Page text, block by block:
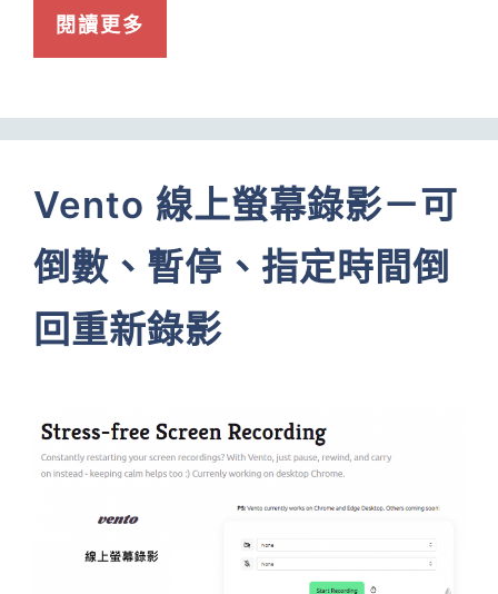
閱讀更多
Vento 線上螢幕錄影－可
倒數、暫停、指定時間倒
回重新錄影